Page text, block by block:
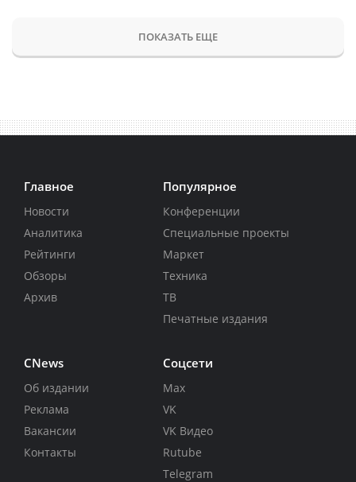
ПОКАЗАТЬ ЕЩЕ
Главное
Новости
Аналитика
Рейтинги
Обзоры
Архив
Популярное
Конференции
Специальные проекты
Маркет
Техника
ТВ
Печатные издания
CNews
Об издании
Реклама
Вакансии
Контакты
Соцсети
Max
VK
VK Видео
Rutube
Telegram